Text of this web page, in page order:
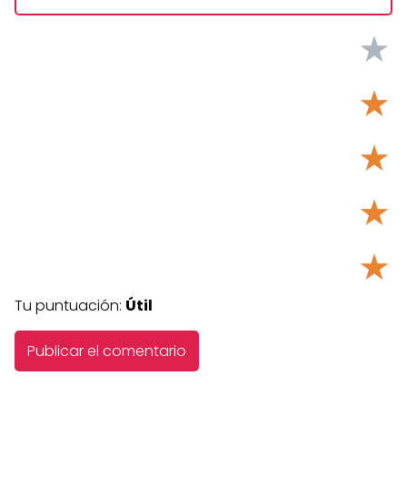
★
★
★
★
★
Tu puntuación: Útil